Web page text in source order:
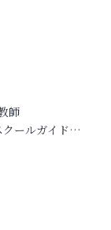
師
クールガイド…